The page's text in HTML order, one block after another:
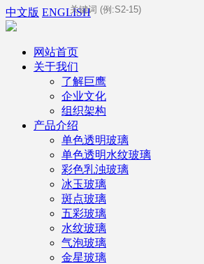
中文版 ENGLISH
网站首页
关于我们
了解巨鹰
企业文化
组织架构
产品介绍
单色透明玻璃
单色透明水纹玻璃
彩色乳浊玻璃
冰玉玻璃
斑点玻璃
五彩玻璃
水纹玻璃
气泡玻璃
金星玻璃